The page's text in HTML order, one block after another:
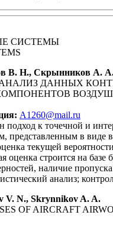
СИСТЕМЫ
В. Н., Скрынников А.
ДАННЫХ
A1260@mail.ru
подход к точечной и
представленным в виде
текущей
оценка строится на
наличие
анализ;
V. N., Skrynnikov A. A.
OF AIRCRAFT